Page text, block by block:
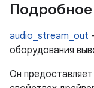
audio_stream_out
оборудования
Он